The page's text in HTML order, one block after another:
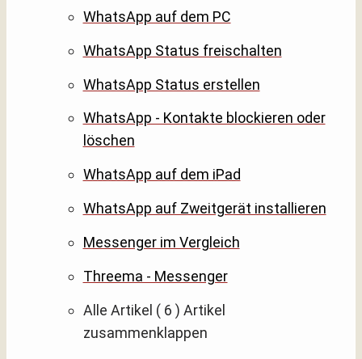
WhatsApp auf dem PC
WhatsApp Status freischalten
WhatsApp Status erstellen
WhatsApp - Kontakte blockieren oder
löschen
WhatsApp auf dem iPad
WhatsApp auf Zweitgerät installieren
Messenger im Vergleich
Threema - Messenger
Alle Artikel ( 6 ) Artikel
zusammenklappen